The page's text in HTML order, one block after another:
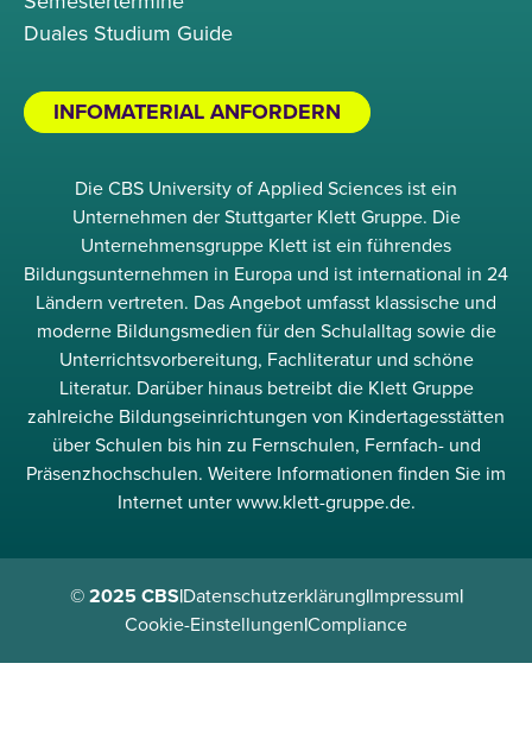
Duales Studium Guide
INFOMATERIAL ANFORDERN
Die CBS University of Applied Sciences ist ein
Unternehmen der Stuttgarter Klett Gruppe. Die
Unternehmensgruppe Klett ist ein führendes
Bildungsunternehmen in Europa und ist international in 24
Ländern vertreten. Das Angebot umfasst klassische und
moderne Bildungsmedien für den Schulalltag sowie die
Unterrichtsvorbereitung, Fachliteratur und schöne
Literatur. Darüber hinaus betreibt die Klett Gruppe
zahlreiche Bildungseinrichtungen von Kindertagesstätten
über Schulen bis hin zu Fernschulen, Fernfach- und
Präsenzhochschulen. Weitere Informationen finden Sie im
Internet unter www.klett-gruppe.de.
© 2025 CBS|Datenschutzerklärung|Impressum|
Cookie-Einstellungen|Compliance